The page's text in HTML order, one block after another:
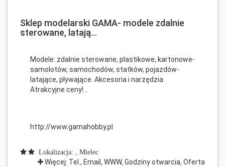
Sklep modelarski GAMA- modele zdalnie
sterowane, latają...
Modele: zdalnie sterowane, plastikowe, kartonowe-
samolotów, samochodów, statków, pojazdów-
latające, pływające. Akcesoria i narzędzia.
Atrakcyjne ceny!...
http://www.gamahobby.pl
Lokalizacja: , Mielec
Więcej: Tel., Email, WWW, Godziny otwarcia, Oferta